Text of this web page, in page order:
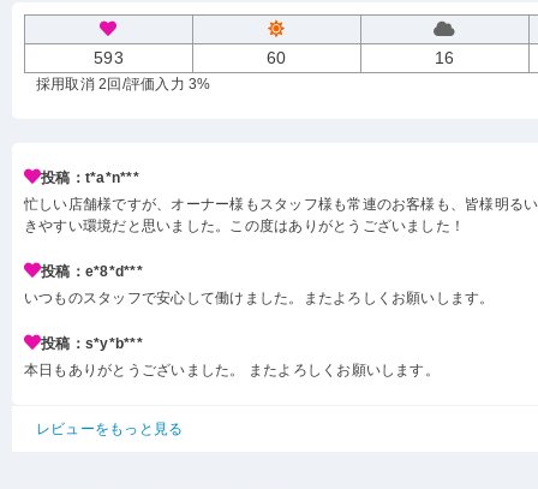
593 60 16
採用取消 2回 /評価入力 3%
投稿：t*a*n***
忙しい店舗様ですが、オーナー様もスタッフ様も常連のお客様も、皆様明る
きやすい環境だと思いました。この度はありがとうございました！
投稿：e*8*d***
いつものスタッフで安心して働けました。またよろしくお願いします。
投稿：s*y*b***
本日もありがとうございました。 またよろしくお願いします。
レビューをもっと見る